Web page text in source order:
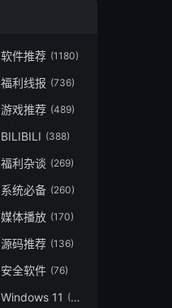
软件推荐 (1180)
福利线报 (736)
游戏推荐 (489)
BILIBILI (388)
福利杂谈 (269)
系统必备 (260)
媒体播放 (170)
源码推荐 (136)
安全软件 (76)
Windows 11 (49)